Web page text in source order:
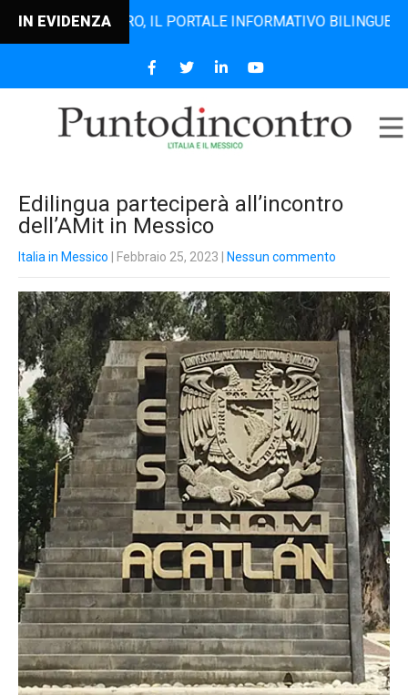
IN EVIDENZAIL PORTALE INFORMATIVO BILINGUE CHE
Edilingua parteciperà all’incontro
dell’AMit in Messico
Italia in Messico | Febbraio 25, 2023 Nessun commento